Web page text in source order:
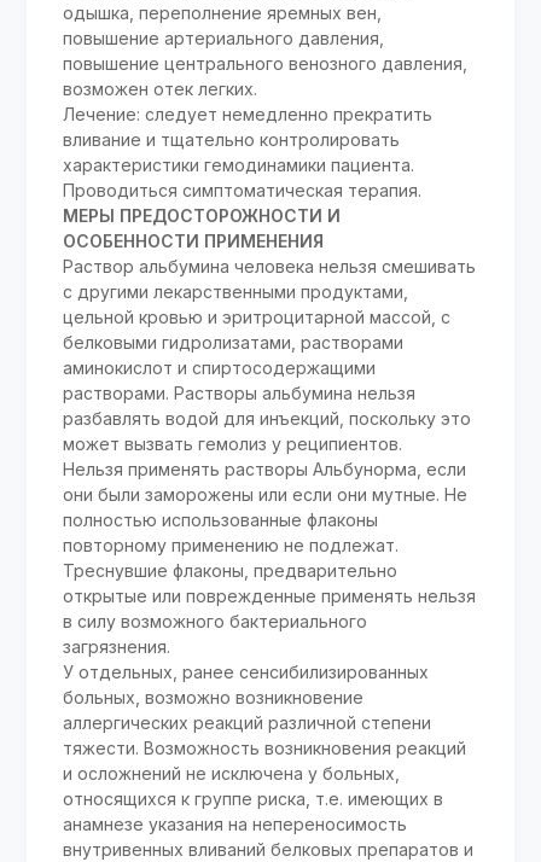
одышка, переполнение яремных вен,
повышение артериального давления,
повышение центрального венозного давления,
возможен отек легких.
Лечение: следует немедленно прекратить
вливание и тщательно контролировать
характеристики гемодинамики пациента.
Проводиться симптоматическая терапия.
МЕРЫ ПРЕДОСТОРОЖНОСТИ И
ОСОБЕННОСТИ ПРИМЕНЕНИЯ
Раствор альбумина человека нельзя смешивать
с другими лекарственными продуктами,
цельной кровью и эритроцитарной массой, с
белковыми гидролизатами, растворами
аминокислот и спиртосодержащими
растворами. Растворы альбумина нельзя
разбавлять водой для инъекций, поскольку это
может вызвать гемолиз у реципиентов.
Нельзя применять растворы Альбунорма, если
они были заморожены или если они мутные. Не
полностью использованные флаконы
повторному применению не подлежат.
Треснувшие флаконы, предварительно
открытые или поврежденные применять нельзя
в силу возможного бактериального
загрязнения.
У отдельных, ранее сенсибилизированных
больных, возможно возникновение
аллергических реакций различной степени
тяжести. Возможность возникновения реакций
и осложнений не исключена у больных,
относящихся к группе риска, т.е. имеющих в
анамнезе указания на непереносимость
внутривенных вливаний белковых препаратов и